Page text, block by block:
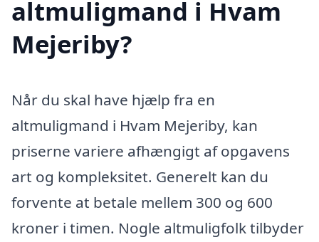
altmuligmand i Hvam
Mejeriby?
Når du skal have hjælp fra en
altmuligmand i Hvam Mejeriby, kan
priserne variere afhængigt af opgavens
art og kompleksitet. Generelt kan du
forvente at betale mellem 300 og 600
kroner i timen. Nogle altmuligfolk tilbyder